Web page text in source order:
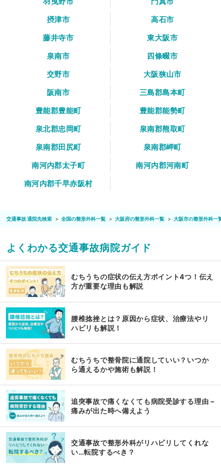
摂津市
高石市
藤井寺市
東大阪市
泉南市
四條畷市
交野市
大阪狭山市
阪南市
三島郡島本町
豊能郡豊能町
豊能郡能勢町
泉北郡忠岡町
泉南郡熊取町
泉南郡田尻町
泉南郡岬町
南河内郡太子町
南河内郡河南町
南河内郡千早赤阪村
交通事故 通院先検索 全国の整形外科一覧 大阪府の整形外科一覧 大阪市の整形外科一
よくわかる交通事故病院ガイド
むちうちの症状の伝え方ポイント4つ！伝え
方が重要な理由も解説
腰椎捻挫とは？原因から症状、治療法やリ
ハビリも解説！
むちうちで整骨院に通院していい？いつか
ら通えるかや施術も解説！
追突事故で痛くなくても病院受診する理由 –
痛みが出た時へ備えよう
交通事故で整形外科がリハビリしてくれな
い…転院するべき？